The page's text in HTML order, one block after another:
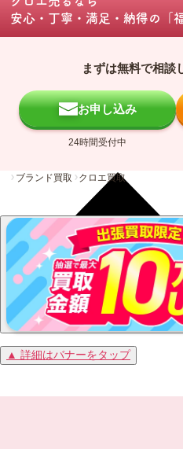
安心・丁寧・満足・納得の
「
まずは無料で相談
お申し込み
24時間受付中
ブランド買取 クロエ買取
▲ 詳細はバナーをタップ